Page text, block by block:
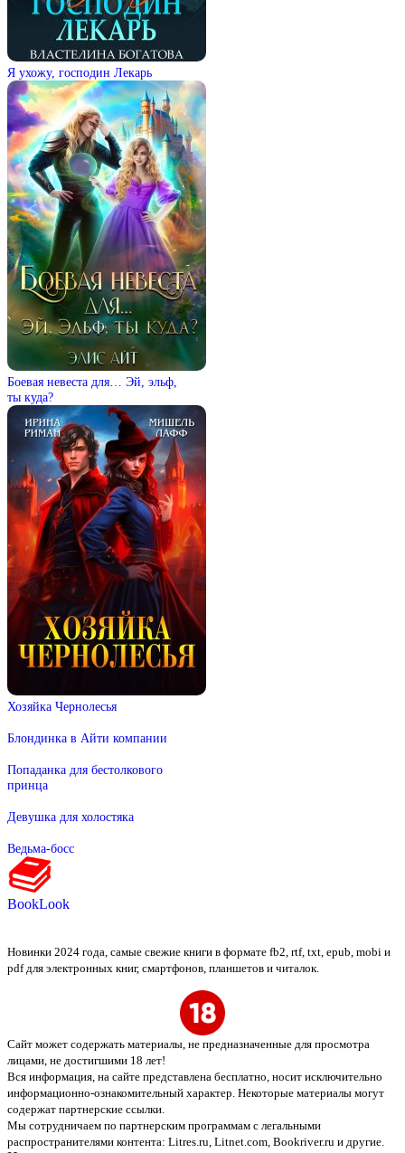
Я ухожу, господин Лекарь
Боевая невеста для… Эй, эльф,
ты куда?
Хозяйка Чернолесья
Блондинка в Айти компании
Попаданка для бестолкового
принца
Девушка для холостяка
Ведьма-босс
BookLook
Новинки 2024 года, самые свежие книги в формате fb2, rtf, txt, epub, mobi и
pdf для электронных книг, смартфонов, планшетов и читалок.
Сайт может содержать материалы, не предназначенные для просмотра
лицами, не достигшими 18 лет!
Вся информация, на сайте представлена бесплатно, носит исключительно
информационно-ознакомительный характер. Некоторые материалы могут
содержат партнерские ссылки.
Мы сотрудничаем по партнерским программам с легальными
распространителями контента: Litres.ru, Litnet.com, Bookriver.ru и другие.